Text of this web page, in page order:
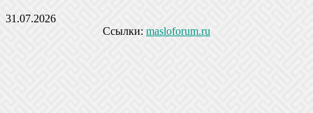
31.07.2026
Ссылки: masloforum.ru